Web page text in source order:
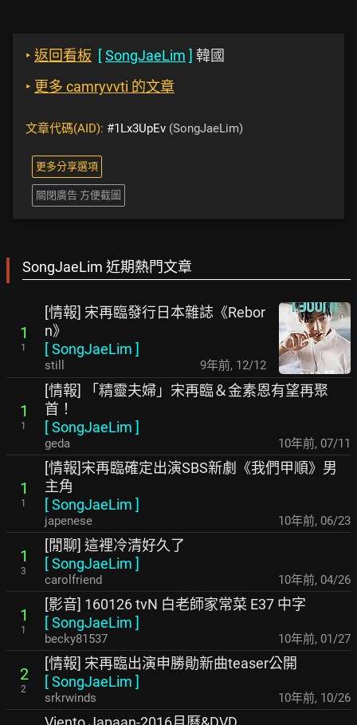
‣ 返回看板 [SongJaeLim ] 韓國
‣ 更多 camryvvti 的文章
文章代碼(AID): #1Lx3UpEv (SongJaeLim)
更多分享選項
關閉廣告 方便截圖
SongJaeLim 近期熱門文章
1
1
[情報] 宋再臨發行日本雜誌《Rebor
n》
[SongJaeLim ]
still 9年前, 12/12
1
1
[情報] 「精靈夫婦」宋再臨＆金素恩有望再聚
首！
[SongJaeLim ]
geda 10年前, 07/11
1
1
[情報]宋再臨確定出演SBS新劇《我們甲順》男
主角
[SongJaeLim ]
japenese 10年前, 06/23
1
3
[閒聊] 這裡冷清好久了
[SongJaeLim ]
carolfriend 10年前, 04/26
1
1
[影音] 160126 tvN 白老師家常菜 E37 中字
[SongJaeLim ]
becky81537 10年前, 01/27
2
2
[情報] 宋再臨出演申勝勛新曲teaser公開
[SongJaeLim ]
srkrwinds 10年前, 10/26